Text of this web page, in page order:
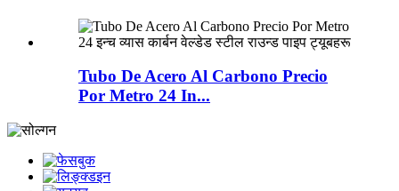
Tubo De Acero Al Carbono Precio
Por Metro 24 In...